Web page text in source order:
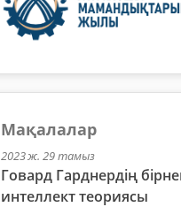
Мақалалар
2023 ж. 29 тамыз
Говард Гарднердің
интеллект теориясы